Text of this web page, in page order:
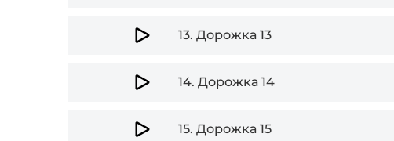
13. Дорожка 13
14. Дорожка 14
15. Дорожка 15